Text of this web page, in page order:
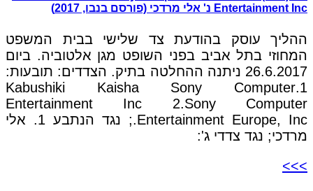
Entertainment Inc נ' אלי מרדכי (פורסם בנבו, 2017)
ההליך עוסק בהודעת צד שלישי בבית המשפט
המחוזי בתל אביב בפני השופט מגן אלטוביה. ביום
26.6.2017 ניתנה ההחלטה בתיק. הצדדים: תובעות:
1.Kabushiki Kaisha Sony Computer
Entertainment Inc 2.Sony Computer
Entertainment Europe, Inc.; נגד הנתבע 1. אלי
מרדכי; נגד צדדי ג':
>>>